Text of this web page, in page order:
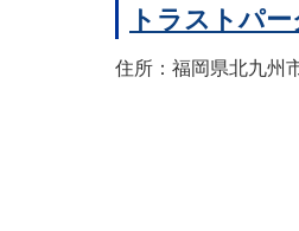
トラストパ
住所：福岡県北九州